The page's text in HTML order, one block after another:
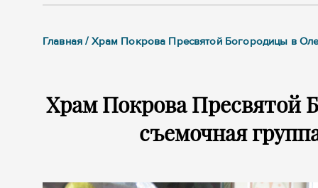
Главная / Храм Покрова Пресвятой Богородицы в
Храм Покрова Пресвятой
съемочная